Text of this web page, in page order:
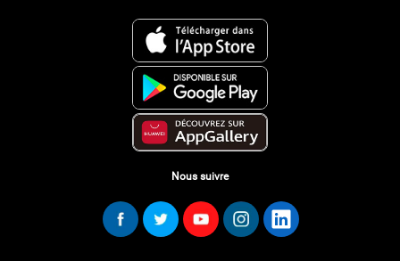
Nous suivre